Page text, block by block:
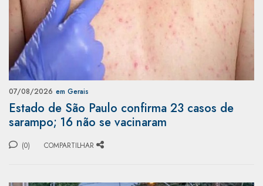
07/08/2026 em Gerais
Estado de São Paulo confirma 23 casos de
sarampo; 16 não se vacinaram
(0) COMPARTILHAR